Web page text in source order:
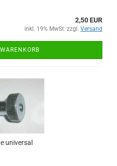
2,50 EUR
inkl. 19% MwSt. zzgl. Versand
universal